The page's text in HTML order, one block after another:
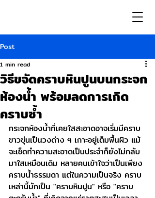
Post
วิธีขจัดคราบหินปูนบนกระจก
ห้องน้ำ พร้อมลดการเกิด
คราบซ้ำ
1 min read
กระจกห้องน้ำที่เคยใสสะอาดอาจเริ่มมีคราบ
ขาวขุ่นเป็นวงด่าง ๆ เกาะอยู่เต็มพื้นผิว แม้
จะเช็ดทำความสะอาดเป็นประจำก็ยังไม่กลับ
มาใสเหมือนเดิม หลายคนเข้าใจว่าเป็นเพียง
คราบน้ำธรรมดา แต่ในความเป็นจริง คราบ
เหล่านี้มักเป็น "คราบหินปูน" หรือ "คราบ